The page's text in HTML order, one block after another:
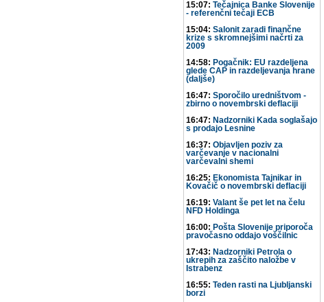
15:07: Tečajnica Banke Slovenije
- referenčni tečaji ECB
15:04: Salonit zaradi finančne
krize s skromnejšimi načrti za
2009
14:58: Pogačnik: EU razdeljena
glede CAP in razdeljevanja hrane
(daljše)
16:47: Sporočilo uredništvom -
zbirno o novembrski deflaciji
16:47: Nadzorniki Kada soglašajo
s prodajo Lesnine
16:37: Objavljen poziv za
varčevanje v nacionalni
varčevalni shemi
16:25: Ekonomista Tajnikar in
Kovačič o novembrski deflaciji
16:19: Valant še pet let na čelu
NFD Holdinga
16:00: Pošta Slovenije priporoča
pravočasno oddajo voščilnic
17:43: Nadzorniki Petrola o
ukrepih za zaščito naložbe v
Istrabenz
16:55: Teden rasti na Ljubljanski
borzi